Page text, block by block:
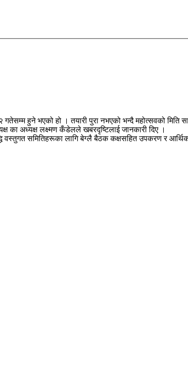
हुने भएको हो । तयारी पुरा नभएको भन्दै महोत्सवको मिति
का अध्यक्ष लक्ष्मण कँडेलले खबरदृष्टिलाई जानकारी दिए ।
समितिहरूका लागि बेग्लै बैठक कक्षसहित उपकरण र आर्थिक